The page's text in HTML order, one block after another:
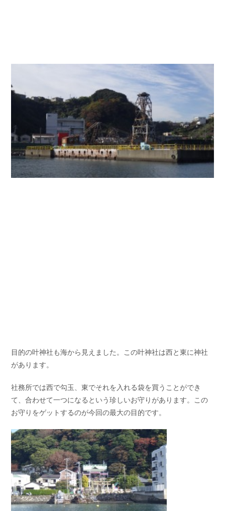
目的の叶神社も海から見えました。この叶神社は西と東に神社
があります。
社務所では西で勾玉、東でそれを入れる袋を買うことができ
て、合わせて一つになるという珍しいお守りがあります。この
お守りをゲットするのが今回の最大の目的です。